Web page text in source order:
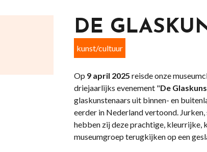
DE
kunst/cultuur
Op 9 april 2025 reisde onze
driejaarlijks evenement "De
glaskunstenaars uit binnen- en
eerder in Nederland vertoond.
hebben zij deze prachtige, kleurrijke,
museumgroep terugkijken op een